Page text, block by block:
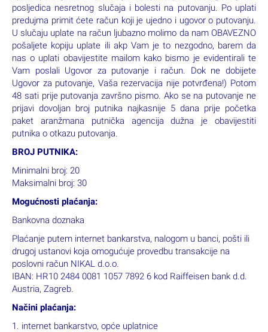
posljedica nesretnog slučaja i bolesti na putovanju. Po uplati
predujma primit ćete račun koji je ujedno i ugovor o putovanju.
U slučaju uplate na račun ljubazno molimo da nam OBAVEZNO
pošaljete kopiju uplate ili akp Vam je to nezgodno, barem da
nas o uplati obavijestite mailom kako bismo je evidentirali te
Vam poslali Ugovor za putovanje i račun. Dok ne dobijete
Ugovor za putovanje, Vaša rezervacija nije potvrđena!) Potom
48 sati prije putovanja završno pismo. Ako se na putovanje ne
prijavi dovoljan broj putnika najkasnije 5 dana prije početka
paket aranžmana putnička agencija dužna je obavijestiti
putnika o otkazu putovanja.
BROJ PUTNIKA:
Minimalni broj: 20
Maksimalni broj: 30
Mogućnosti plaćanja:
Bankovna doznaka
Plaćanje putem internet bankarstva, nalogom u banci, pošti ili
drugoj ustanovi koja omogućuje provedbu transakcije na
poslovni račun NIKAL d.o.o.
IBAN: HR10 2484 0081 1057 7892 6 kod Raiffeisen bank d.d.
Austria, Zagreb.
Načini plaćanja:
1. internet bankarstvo, opće uplatnice